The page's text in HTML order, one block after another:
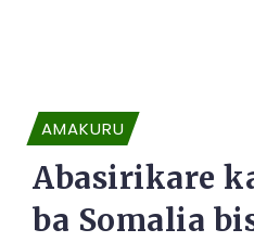
AMAKURU
Abasirikare
ba Somalia